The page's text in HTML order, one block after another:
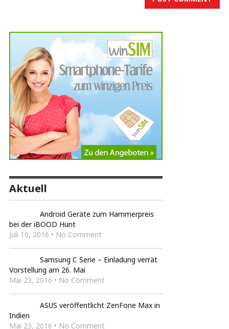
Aktuell
Android Geräte zum Hammerpreis
bei der iBOOD Hunt
Juli 10, 2016 • No Comment
Samsung C Serie – Einladung verrät
Vorstellung am 26. Mai
Mai 23, 2016 • No Comment
ASUS veröffentlicht ZenFone Max in
Indien
Mai 23, 2016 • No Comment